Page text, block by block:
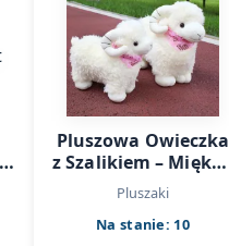
Pluszowa Owieczka
z Szalikiem – Miękka
Maskotka dla Dzieci
i Dorosłych
Pluszaki
Na stanie: 10